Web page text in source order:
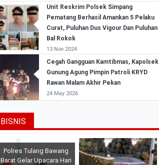
Unit Reskrim Polsek Simpang
Pematang Berhasil Amankan 5 Pelaku
Curat, Puluhan Dus Vigour Dan Puluhan
Bal Rokok
13 Nov 2024
Cegah Gangguan Kamtibmas, Kapolsek
Gunung Agung Pimpin Patroli KRYD
Rawan Malam Akhir Pekan
24 May 2026
BISNIS
Polres Tulang Bawang
Barat Gelar Upacara Hari